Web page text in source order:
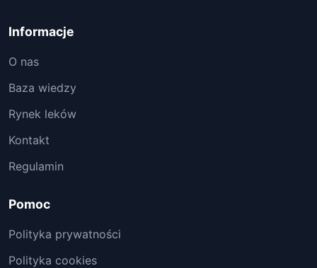
Informacje
O nas
Baza wiedzy
Rynek leków
Kontakt
Regulamin
Pomoc
Polityka prywatności
Polityka cookies